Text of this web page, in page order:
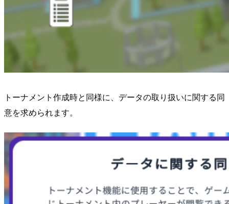
トーナメント作成時と同様に、データの取り扱いに関する同
意を求められます。